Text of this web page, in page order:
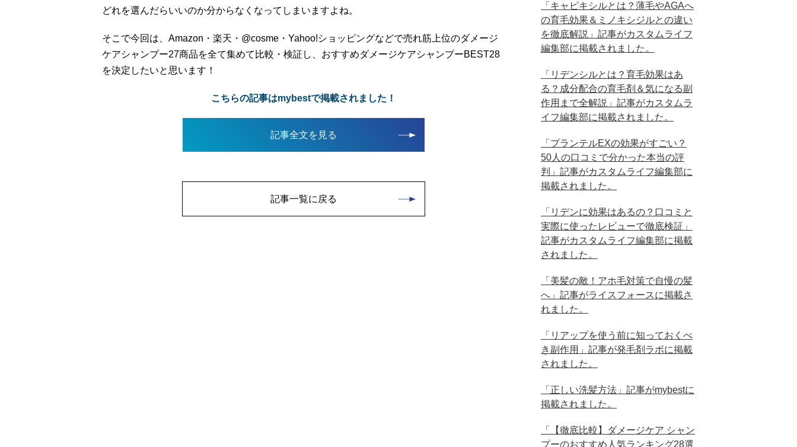
どれを選んだらいいのか分からなくなってしまいますよね。
そこで今回は、Amazon・楽天・@cosme・Yahoo!ショッピングなどで売れ筋上位のダメージ
ケアシャンプー27商品を全て集めて比較・検証し、おすすめダメージケアシャンプーBEST28
を決定したいと思います！
こちらの記事はmybestで掲載されました！
記事全文を見る
記事一覧に戻る
「キャピキシルとは？薄毛やAGAへ
の育毛効果＆ミノキシジルとの違い
を徹底解説」記事がカスタムライフ
編集部に掲載されました。
「リデンシルとは？育毛効果はあ
る？成分配合の育毛剤＆気になる副
作用まで全解説」記事がカスタムラ
イフ編集部に掲載されました。
「プランテルEXの効果がすごい？
50人の口コミで分かった本当の評
判」記事がカスタムライフ編集部に
掲載されました。
「リデンに効果はあるの？口コミと
実際に使ったレビューで徹底検証」
記事がカスタムライフ編集部に掲載
されました。
「美髪の敵！アホ毛対策で自慢の髪
へ」記事がライスフォースに掲載さ
れました。
「リアップを使う前に知っておくべ
き副作用」記事が発毛剤ラボに掲載
されました。
「正しい洗髪方法」記事がmybestに
掲載されました。
「【徹底比較】ダメージケア シャン
プーのおすすめ人気ランキング28選